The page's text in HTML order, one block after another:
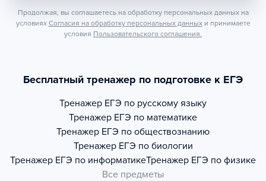
Продолжая, вы соглашаетесь на обработку персональных данных на
условиях Согласия на обработку персональных данных и принимаете
условия Пользовательского соглашения.
Бесплатный тренажер по подготовке к ЕГЭ
Тренажер ЕГЭ по русскому языку
Тренажер ЕГЭ по математике
Тренажер ЕГЭ по обществознанию
Тренажер ЕГЭ по биологии
Тренажер ЕГЭ по информатикеТренажер ЕГЭ по физике
Все предметы